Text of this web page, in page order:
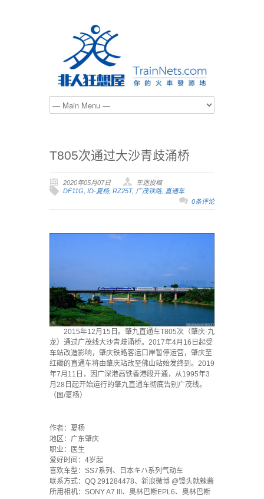
T805次通过大沙青歧涌桥
2020年05月07日
车迷投稿
DF11G, ID-夏杨, RZ25T, 广茂铁路, 直通车
0条评论
2015年12月15日。肇九直通车T805次（肇庆-九
龙）通过广茂线大沙青歧涌桥。2017年4月16日起受
车站改造影响，肇庆铁路客运口岸暂停运营，肇庆至
红磡的直通车将由肇庆站改至佛山站始发终到。2019
年7月11日，因广深港高铁香港段开通，从1995年3
月28日起开始运行的肇九直通车彻底告别广茂线。
（图/夏杨）
作者：夏杨
地区：广东肇庆
职业：医生
爱好时间：4岁起
喜欢车型：SS7系列、日本キハ系列气动车
联系方式：QQ 291284478、新浪微博 @馒头就辣酱
所用相机：SONY A7 III、奥林巴斯EPL6、奥林巴斯